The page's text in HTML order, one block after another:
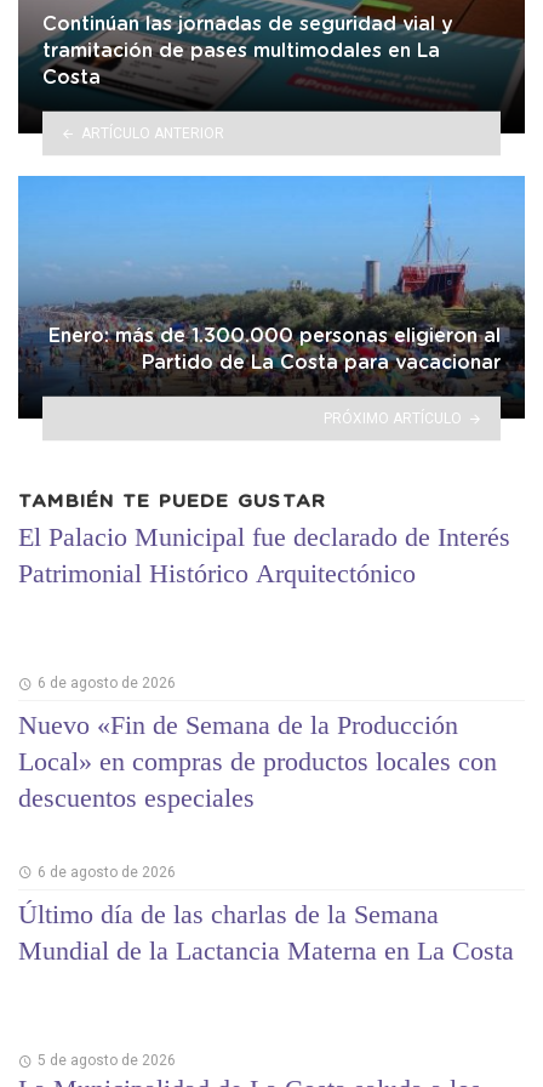
Continúan las jornadas de seguridad vial y
tramitación de pases multimodales en La
Costa
ARTÍCULO ANTERIOR
Enero: más de 1.300.000 personas eligieron al
Partido de La Costa para vacacionar
PRÓXIMO ARTÍCULO
TAMBIÉN TE PUEDE GUSTAR
El Palacio Municipal fue declarado de Interés
Patrimonial Histórico Arquitectónico
6 de agosto de 2026
Nuevo «Fin de Semana de la Producción
Local» en compras de productos locales con
descuentos especiales
6 de agosto de 2026
Último día de las charlas de la Semana
Mundial de la Lactancia Materna en La Costa
5 de agosto de 2026